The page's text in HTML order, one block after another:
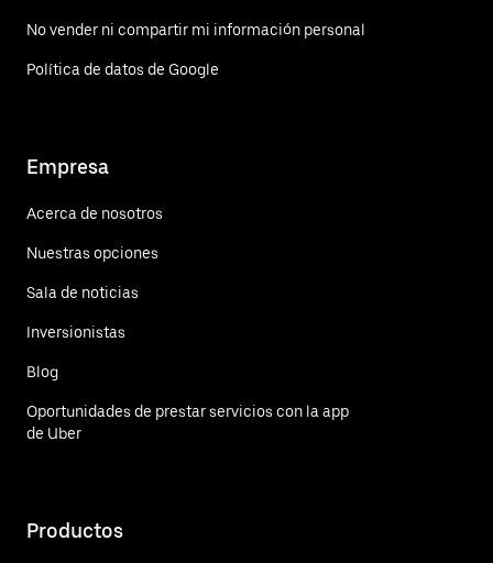
No vender ni compartir mi información personal
Política de datos de Google
Empresa
Acerca de nosotros
Nuestras opciones
Sala de noticias
Inversionistas
Blog
Oportunidades de prestar servicios con la app
de Uber
Productos